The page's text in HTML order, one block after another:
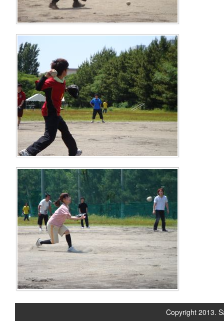
Copyright 2013.